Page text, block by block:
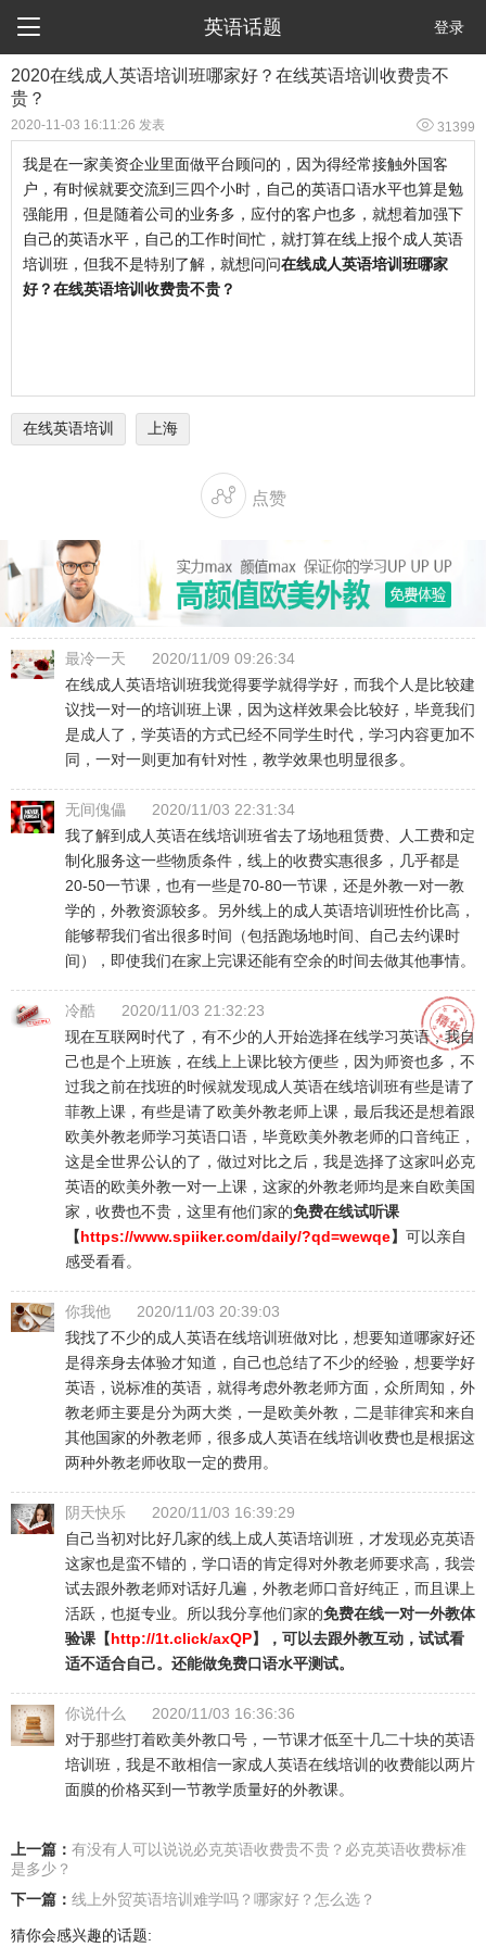
 英语话题 登录
2020在线成人英语培训班哪家好？在线英语培训收费贵不
贵？
2020-11-03 16:11:26 发表  31399
我是在一家美资企业里面做平台顾问的，因为得经常接触外国客
户，有时候就要交流到三四个小时，自己的英语口语水平也算是勉
强能用，但是随着公司的业务多，应付的客户也多，就想着加强下
自己的英语水平，自己的工作时间忙，就打算在线上报个成人英语
培训班，但我不是特别了解，就想问问在线成人英语培训班哪家
好？在线英语培训收费贵不贵？
在线英语培训 上海
 点赞
最冷一天
2020/11/09 09:26:34
在线成人英语培训班我觉得要学就得学好，而我个人是比较建
议找一对一的培训班上课，因为这样效果会比较好，毕竟我们
是成人了，学英语的方式已经不同学生时代，学习内容更加不
同，一对一则更加有针对性，教学效果也明显很多。
无间傀儡
2020/11/03 22:31:34
我了解到成人英语在线培训班省去了场地租赁费、人工费和定
制化服务这一些物质条件，线上的收费实惠很多，几乎都是
20-50一节课，也有一些是70-80一节课，还是外教一对一教
学的，外教资源较多。另外线上的成人英语培训班性价比高，
能够帮我们省出很多时间（包括跑场地时间、自己去约课时
间），即使我们在家上完课还能有空余的时间去做其他事情。
冷酷
2020/11/03 21:32:23
现在互联网时代了，有不少的人开始选择在线学习英语，我自
己也是个上班族，在线上上课比较方便些，因为师资也多，不
过我之前在找班的时候就发现成人英语在线培训班有些是请了
菲教上课，有些是请了欧美外教老师上课，最后我还是想着跟
欧美外教老师学习英语口语，毕竟欧美外教老师的口音纯正，
这是全世界公认的了，做过对比之后，我是选择了这家叫必克
英语的欧美外教一对一上课，这家的外教老师均是来自欧美国
家，收费也不贵，这里有他们家的免费在线试听课
【https://www.spiiker.com/daily/?qd=wewqe】 可以亲自
感受看看。
你我他
2020/11/03 20:39:03
我找了不少的成人英语在线培训班做对比，想要知道哪家好还
是得亲身去体验才知道，自己也总结了不少的经验，想要学好
英语，说标准的英语，就得考虑外教老师方面，众所周知，外
教老师主要是分为两大类，一是欧美外教，二是菲律宾和来自
其他国家的外教老师，很多成人英语在线培训收费也是根据这
两种外教老师收取一定的费用。
阴天快乐
2020/11/03 16:39:29
自己当初对比好几家的线上成人英语培训班，才发现必克英语
这家也是蛮不错的，学口语的肯定得对外教老师要求高，我尝
试去跟外教老师对话好几遍，外教老师口音好纯正，而且课上
活跃，也挺专业。所以我分享他们家的免费在线一对一外教体
验课【http://1t.click/axQP】，可以去跟外教互动，试试看
适不适合自己。还能做免费口语水平测试。
你说什么
2020/11/03 16:36:36
对于那些打着欧美外教口号，一节课才低至十几二十块的英语
培训班，我是不敢相信一家成人英语在线培训的收费能以两片
面膜的价格买到一节教学质量好的外教课。
上一篇： 有没有人可以说说必克英语收费贵不贵？必克英语收费标准
是多少？
下一篇： 线上外贸英语培训难学吗？哪家好？怎么选？
猜你会感兴趣的话题: